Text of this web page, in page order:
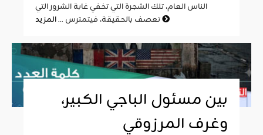
الناس العام، تلك الشجرة التي تخفي غابة الشرور التي
تعصف بالحقيقة، فيتمترس ...
بين مسئول الباجي الكبير،
وغرف المرزوقي